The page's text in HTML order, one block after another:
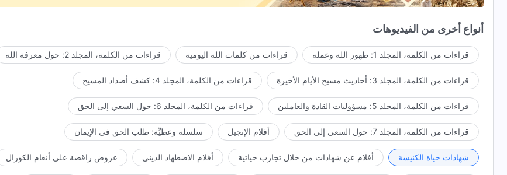
أنواع أخرى من الفيديوهات
قراءات من الكلمة، المجلد 1: ظهور الله وعمله قراءات من كلمات الله اليومية قراءات من الكلمة، المجلد 2: حول معرفة الله
قراءات من الكلمة، المجلد 3: أحاديث مسيح الأيام الأخيرة قراءات من الكلمة، المجلد 4: كشف أضداد المسيح
قراءات من الكلمة، المجلد 5: مسؤوليات القادة والعاملين قراءات من الكلمة، المجلد 6: حول السعي إلى الحق
قراءات من الكلمة، المجلد 7: حول السعي إلى الحق أفلام الإنجيل سلسلة وعظيِّة: طلب الحق في الإيمان
شهادات حياة الكنيسة أفلام عن شهادات من خلال تجارب حياتية أفلام الاضطهاد الديني عروض راقصة على أنغام الكورال